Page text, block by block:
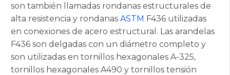
son también llamadas rondanas estructurales de
alta resistencia y rondanas ASTM F436 utilizadas
en conexiones de acero estructural. Las arandelas
F436 son delgadas con un diámetro completo y
son utilizadas en tornillos hexagonales A-325,
tornillos hexagonales A490 y tornillos tensión